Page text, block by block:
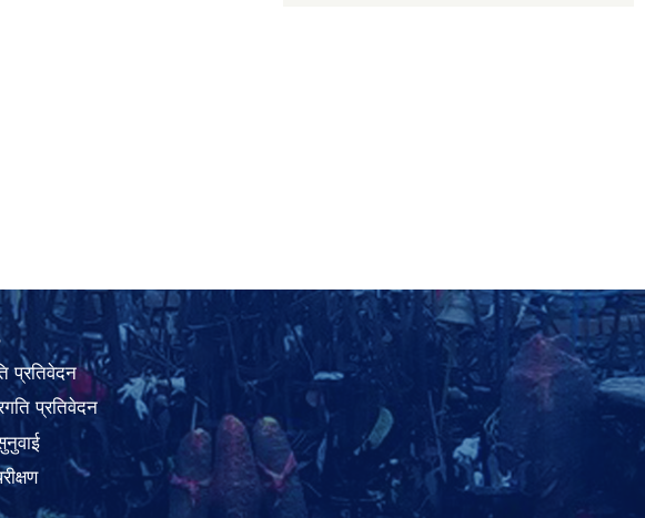
प्रतिवेदन
प्रतिवेदन